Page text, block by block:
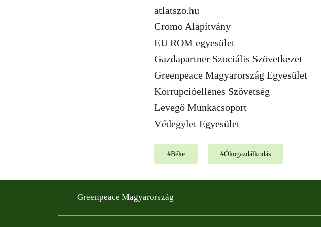
atlatszo.hu
Cromo Alapítvány
EU ROM egyesület
Gazdapartner Szociális Szövetkezet
Greenpeace Magyarország Egyesület
Korrupcióellenes Szövetség
Levegő Munkacsoport
Védegylet Egyesület
#Béke #Ökogazdálkodás
Greenpeace Magyarország